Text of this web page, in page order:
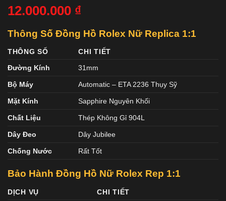
12.000.000 ₫
Thông Số Đồng Hồ Rolex Nữ Replica 1:1
THÔNG SỐ
CHI TIẾT
Đường Kính
31mm
Bộ Máy Automatic – ETA 2236 Thụy Sỹ
Mặt Kính Sapphire Nguyên Khối
Chất Liệu Thép Không Gỉ 904L
Dây Đeo Dây Jubilee
Chống Nước Rất Tốt
Bảo Hành Đồng Hồ Nữ Rolex Rep 1:1
DỊCH VỤ
CHI TIẾT